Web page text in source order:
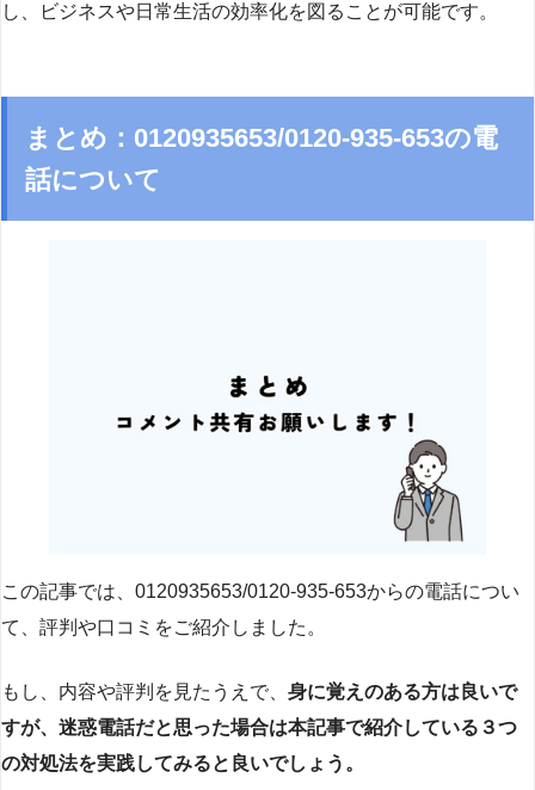
し、ビジネスや日常生活の効率化を図ることが可能です。
まとめ：0120935653/0120-935-653の電
話について
この記事では、0120935653/0120-935-653からの電話につい
て、評判や口コミをご紹介しました。
もし、内容や評判を見たうえで、 身に覚えのある方は良いで
すが、迷惑電話だと思った場合は本記事で紹介している３つ
の対処法を実践してみると良いでしょう。